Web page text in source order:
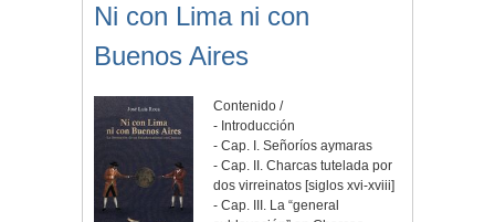
Ni con Lima ni con
Buenos Aires
Contenido /
- Introducción
- Cap. I. Señoríos aymaras
- Cap. II. Charcas tutelada por
dos virreinatos [siglos xvi-xviii]
- Cap. III. La “general